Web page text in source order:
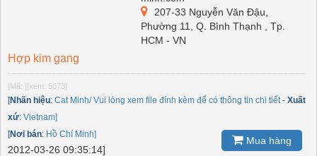
207-33 Nguyễn Văn Đậu,
Phường 11, Q. Bình Thạnh , Tp.
HCM - VN
Hợp kim gang
[Mã: ][xem: 5073]
[Nhãn hiệu: Cat Minh/ Vui lòng xem file đính kèm để có thông tin chi tiết - Xuất
xứ: Vietnam]
[Nơi bán: Hồ Chí Minh]
2012-03-26 09:35:14]
Mua hàng